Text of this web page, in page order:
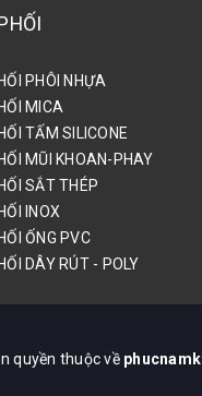
PHÔI NHỰA
MICA
TẤM SILICONE
MŨI KHOAN-PHAY
SẮT THÉP
INOX
ỐNG PVC
DÂY RÚT - POLY
quyền thuộc về